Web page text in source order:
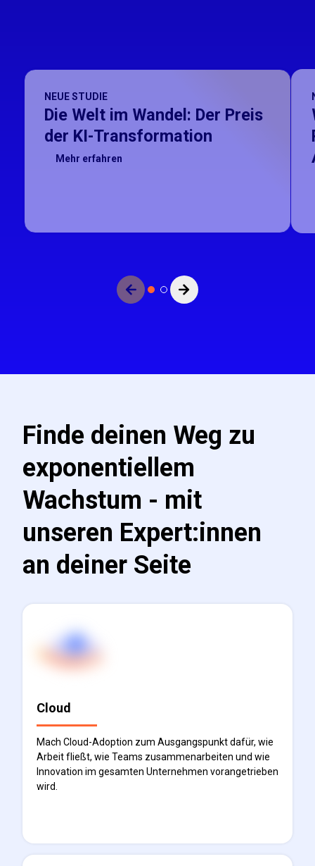
NEUE STUDIE
Die Welt im Wandel: Der Preis
der KI-Transformation
Mehr erfahren
angezeigt werden können.
Nächste Folie anzeigen
Finde deinen Weg zu
exponentiellem
Wachstum - mit
unseren Expert:innen
an deiner Seite
Cloud
Mach Cloud-Adoption zum Ausgangspunkt dafür, wie
Arbeit fließt, wie Teams zusammenarbeiten und wie
Innovation im gesamten Unternehmen vorangetrieben
wird.